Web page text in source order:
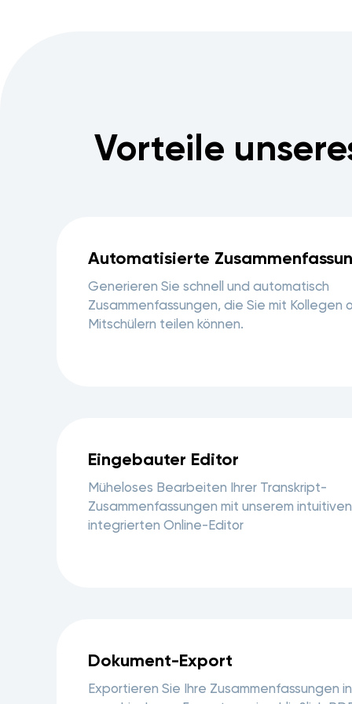
Vorteile
Automatisierte
Generieren Sie schnell und automatisch
Zusammenfassungen, die Sie mit Kollegen
Mitschülern teilen können.
Eingebauter Editor
Müheloses Bearbeiten Ihrer Transkript-
Zusammenfassungen mit unserem intuitiven
integrierten Online-Editor
Dokument-Export
Exportieren Sie Ihre Zusammenfassungen in